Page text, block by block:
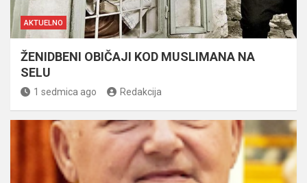
AKTUELNO
ŽENIDBENI OBIČAJI KOD MUSLIMANA NA
SELU
1 sedmica ago Redakcija